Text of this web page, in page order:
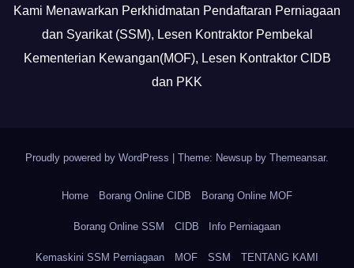
Kami Menawarkan Perkhidmatan Pendaftaran Perniagaan
dan Syarikat (SSM), Lesen Kontraktor Pembekal
Kementerian Kewangan(MOF), Lesen Kontraktor CIDB
dan PKK
Proudly powered by WordPress Theme: Newsup by Themeansar.
Home Borang Online CIDB Borang Online MOF
Borang Online SSM CIDB Info Perniagaan
Kemaskini SSM Perniagaan MOF SSM TENTANG KAMI